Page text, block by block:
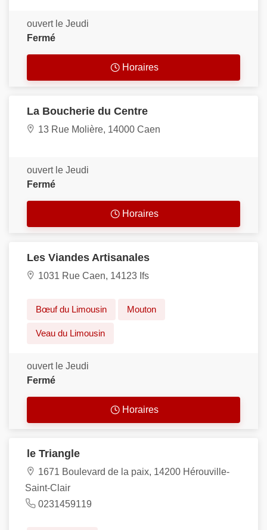
ouvert le Jeudi
Fermé
Horaires
La Boucherie du Centre
13 Rue Molière, 14000 Caen
ouvert le Jeudi
Fermé
Horaires
Les Viandes Artisanales
1031 Rue Caen, 14123 Ifs
Bœuf du Limousin Mouton
Veau du Limousin
ouvert le Jeudi
Fermé
Horaires
le Triangle
1671 Boulevard de la paix, 14200 Hérouville-
Saint-Clair
0231459119